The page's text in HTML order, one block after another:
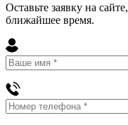
Оставьте заявку на
ближайшее время.